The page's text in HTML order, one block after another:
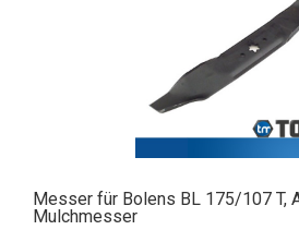
Messer für Bolens BL 175/107 T,
Mulchmesser